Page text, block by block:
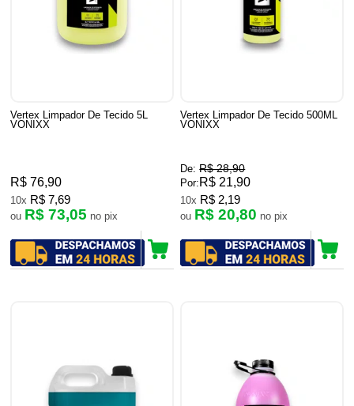
Vertex Limpador De Tecido 5L
VONIXX
R$ 76,90
10x R$ 7,69
ou R$ 73,05 no pix
Vertex Limpador De Tecido 500ML
VONIXX
De: R$ 28,90
Por: R$ 21,90
10x R$ 2,19
ou R$ 20,80 no pix